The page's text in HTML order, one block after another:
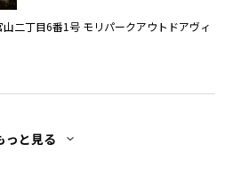
二丁目6番1号 モリパークアウトドアヴィ
っと見る